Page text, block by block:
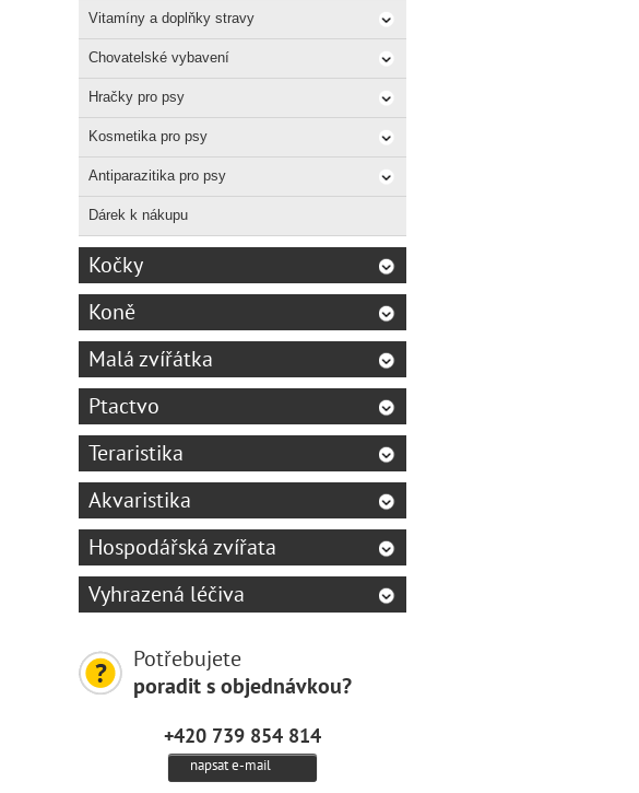
Vitamíny a doplňky stravy
Chovatelské vybavení
Hračky pro psy
Kosmetika pro psy
Antiparazitika pro psy
Dárek k nákupu
Kočky
Koně
Malá zvířátka
Ptactvo
Teraristika
Akvaristika
Hospodářská zvířata
Vyhrazená léčiva
Potřebujete
poradit s objednávkou?
+420 739 854 814
napsat e-mail